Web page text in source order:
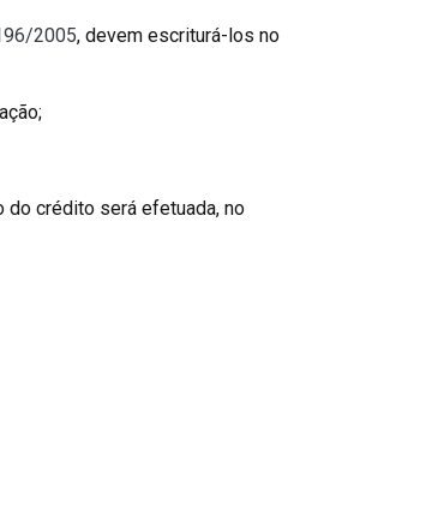
2005, devem escriturá-los no
do crédito será efetuada, no